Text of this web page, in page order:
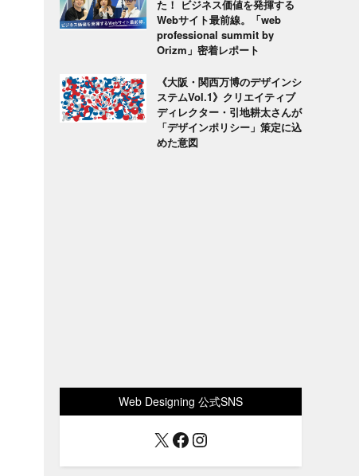
た！ ビジネス価値を発揮する
Webサイト最前線。「web
professional summit by
Orizm」密着レポート
《大阪・関西万博のデザインシ
ステムVol.1》クリエイティブ
ディレクター・引地耕太さんが
「デザインポリシー」策定に込
めた意図
Web Designing 公式SNS
X Facebook
Instagram